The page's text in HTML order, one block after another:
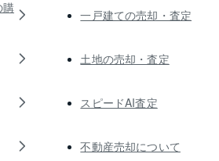
購
一戸建ての売却・査定
土地の売却・査定
スピードAI査定
不動産売却について